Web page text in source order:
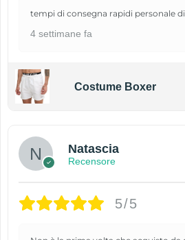
tempi di consegna rapidi personale
4 settimane fa
Costume Boxer
Natascia
Recensore
5/5